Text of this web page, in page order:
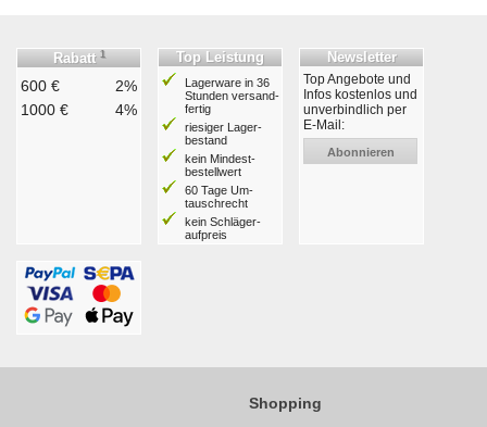
Rabatt 1
600 €
2%
1000 €
4%
Top Leistung
Lagerware in 36
Stunden ver­sand­
fertig
riesiger Lager­
bestand
kein Mindest­
bestell­wert
60 Tage Um­
tausch­recht
kein Schläger­
aufpreis
Newsletter
Top Angebote und
Infos kostenlos und
unverbindlich per
E-Mail:
Abonnieren
Shopping